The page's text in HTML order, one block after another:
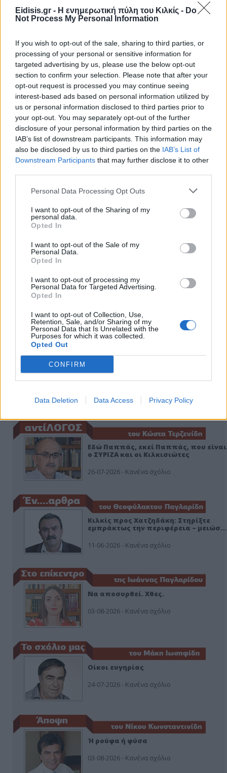
Eidisis.gr - Η ενημερωτική πύλη του Κιλκίς - Do
Not Process My Personal Information
If you wish to opt-out of the sale, sharing to third parties, or
processing of your personal or sensitive information for
targeted advertising by us, please use the below opt-out
section to confirm your selection. Please note that after your
opt-out request is processed you may continue seeing
interest-based ads based on personal information utilized by
us or personal information disclosed to third parties prior to
your opt-out. You may separately opt-out of the further
disclosure of your personal information by third parties on the
IAB’s list of downstream participants. This information may
also be disclosed by us to third parties on the IAB’s List of
Downstream Participants that may further disclose it to other
Personal Data Processing Opt Outs
I want to opt-out of the Sharing of my
personal data.
Opted In
I want to opt-out of the Sale of my
Personal Data.
Opted In
I want to opt-out of processing my
Personal Data for Targeted Advertising.
Opted In
I want to opt-out of Collection, Use,
Retention, Sale, and/or Sharing of my
Personal Data that Is Unrelated with the
Purposes for which it was collected.
Opted Out
CONFIRM
Data Deletion Data Access Privacy Policy
Ειδήσεις 5-8-2026
Εδώ Παππάς, εκεί Παππάς, που είναι
ο ΣΥΡΙΖΑ και οι Κιλκισιώτες
26-07-2026 - Κανένα σχόλιο
Κιλκίς προς Χατζηδάκη: Στηρίξτε
εμπράκτως την περιφέρεια – μειώσ…
11-06-2026 - Κανένα σχόλιο
Να αποσυρθεί. Χθες.
03-08-2026 - Κανένα σχόλιο
Οίκοι ευγηρίας
24-07-2026 - Κανένα σχόλιο
Ή ρούφα ή φύσα
03-08-2026 - Κανένα σχόλιο